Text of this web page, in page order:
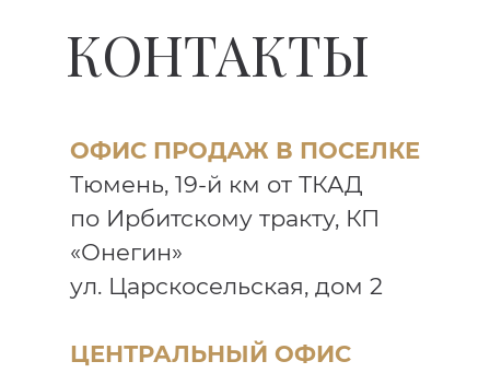
КОНТАКТЫ
ОФИС ПРОДАЖ В ПОСЕЛКЕ
Тюмень, 19-й км от ТКАД
по Ирбитскому тракту, КП
«Онегин»
ул. Царскосельская, дом 2
ЦЕНТРАЛЬНЫЙ ОФИС